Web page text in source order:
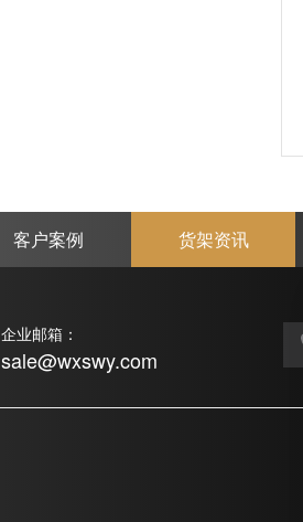
客户案例 货架资讯
企业邮箱：
sale@wxswy.com